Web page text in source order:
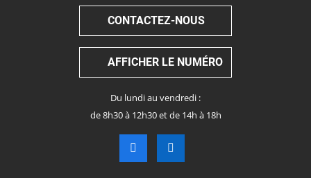
CONTACTEZ-NOUS
AFFICHER LE NUMÉRO
Du lundi au vendredi :
de 8h30 à 12h30 et de 14h à 18h